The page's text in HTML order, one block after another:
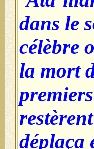
dans le
célèbre
la mort
déplaça